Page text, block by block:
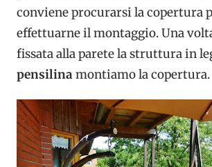
conviene procurarsi la copertura
effettuarne il montaggio. Una
fissata alla parete la struttura in
pensilinamontiamo la copertura.